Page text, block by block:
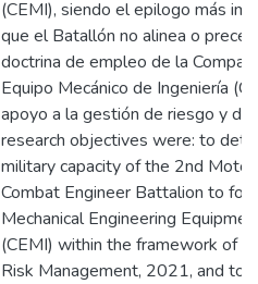
(CEMI), siendo el epilogo más
que el Batallón no alinea o
doctrina de empleo de la
Equipo Mecánico de Ingeniería
apoyo a la gestión de riesgo y
research objectives were: to
military capacity of the 2nd
Combat Engineer Battalion to
Mechanical Engineering
(CEMI) within the framework of
Risk Management, 2021, and to